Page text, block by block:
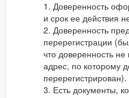
1. Доверенность
и срок ее действия
2. Доверенность
перерегистрации
что доверенность
адрес, по которому
перерегистрирован).
3. Есть документы,